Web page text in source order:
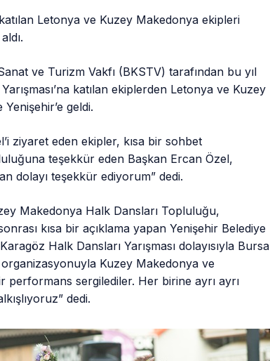
katılan Letonya ve Kuzey Makedonya ekipleri
ve Turizm Vakfı (BKSTV) tarafından bu yıl
katılan ekiplerden Letonya ve Kuzey
geldi.
ziyaret eden ekipler, kısa bir sohbet
teşekkür eden Başkan Ercan Özel,
dolayı teşekkür ediyorum” dedi.
Makedonya Halk Dansları Topluluğu,
kısa bir açıklama yapan Yenişehir Belediye
Halk Dansları Yarışması dolayısıyla Bursa
Kuzey Makedonya ve
performans sergilediler. Her birine ayrı ayrı
dedi.